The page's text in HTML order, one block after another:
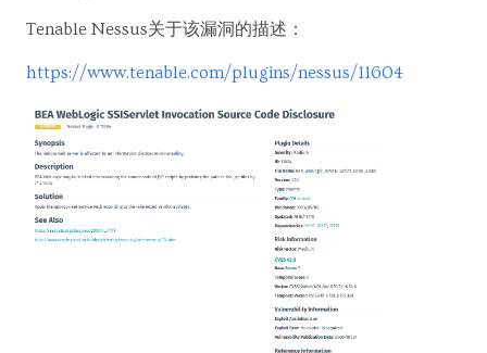
Tenable Nessus关于该漏洞的描述：
https://www.tenable.com/plugins/nessus/11604